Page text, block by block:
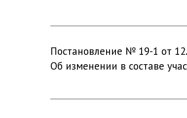
Постановление № 19-1 от
Об изменении в составе